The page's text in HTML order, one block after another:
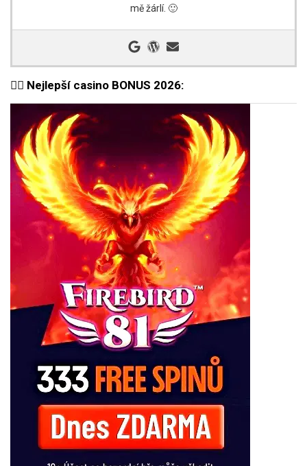
mě žárlí. 🙂
🐦‍🔥 Nejlepší casino BONUS 2026: